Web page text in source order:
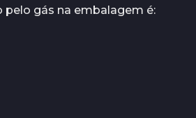
pelo gás na embalagem é: